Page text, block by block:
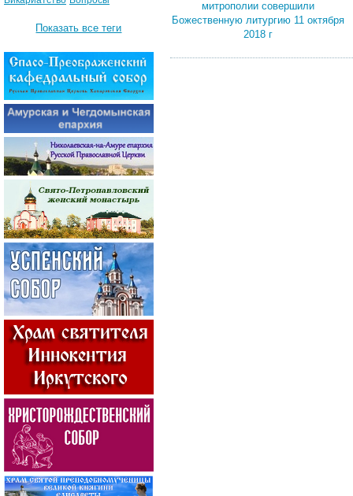
митрополии совершили
Божественную литургию 11 октября
2018 г
Показать все теги